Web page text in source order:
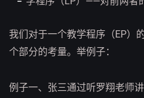
我们对于一个教学程序（EP）
个部分的考量。举例子：
例子一、张三通过听罗翔老师